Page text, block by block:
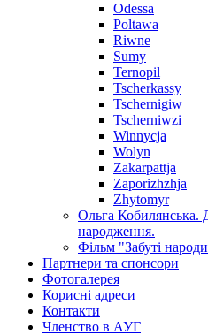
Odessa
Poltawa
Riwne
Sumy
Ternopil
Tscherkassy
Tschernigiw
Tscherniwzi
Winnycja
Wolyn
Zakarpattja
Zaporizhzhja
Zhytomyr
Ольга Кобилянська.
народження.
Фільм "Забуті
Партнери та спонсори
Фотогалерея
Корисні адреси
Контакти
Членство в АУГ